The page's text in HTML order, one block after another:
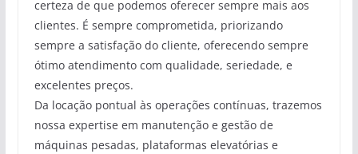
certeza de que podemos oferecer sempre mais aos
clientes. É sempre comprometida, priorizando
sempre a satisfação do cliente, oferecendo sempre
ótimo atendimento com qualidade, seriedade, e
excelentes preços.
Da locação pontual às operações contínuas, trazemos
nossa expertise em manutenção e gestão de
máquinas pesadas, plataformas elevatórias e